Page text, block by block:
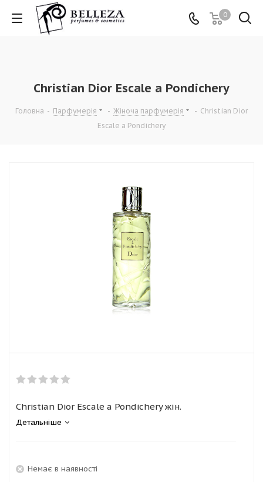
0
Christian Dior Escale a Pondichery
Головна - Парфумерія - Жіноча парфумерія - Christian Dior
Escale a Pondichery
Christian Dior Escale a Pondichery жін.
Детальніше
Немає в наявності